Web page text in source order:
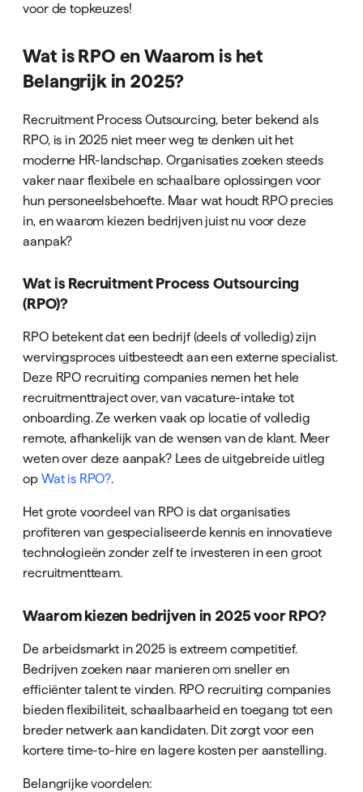
voor de topkeuzes!
Wat is RPO en Waarom is het
Belangrijk in 2025?
Recruitment Process Outsourcing, beter bekend als
RPO, is in 2025 niet meer weg te denken uit het
moderne HR-landschap. Organisaties zoeken steeds
vaker naar flexibele en schaalbare oplossingen voor
hun personeelsbehoefte. Maar wat houdt RPO precies
in, en waarom kiezen bedrijven juist nu voor deze
aanpak?
Wat is Recruitment Process Outsourcing
(RPO)?
RPO betekent dat een bedrijf (deels of volledig) zijn
wervingsproces uitbesteedt aan een externe specialist.
Deze RPO recruiting companies nemen het hele
recruitmenttraject over, van vacature-intake tot
onboarding. Ze werken vaak op locatie of volledig
remote, afhankelijk van de wensen van de klant. Meer
weten over deze aanpak? Lees de uitgebreide uitleg
op Wat is RPO?.
Het grote voordeel van RPO is dat organisaties
profiteren van gespecialiseerde kennis en innovatieve
technologieën zonder zelf te investeren in een groot
recruitmentteam.
Waarom kiezen bedrijven in 2025 voor RPO?
De arbeidsmarkt in 2025 is extreem competitief.
Bedrijven zoeken naar manieren om sneller en
efficiënter talent te vinden. RPO recruiting companies
bieden flexibiliteit, schaalbaarheid en toegang tot een
breder netwerk aan kandidaten. Dit zorgt voor een
kortere time-to-hire en lagere kosten per aanstelling.
Belangrijke voordelen: